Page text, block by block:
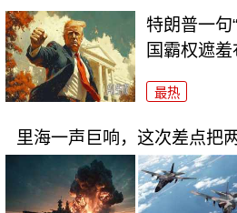
特朗普一句
国霸权遮羞
最热
里海一声巨响，这次差点把